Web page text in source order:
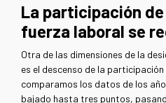
La participación
fuerza laboral se
Otra de las dimensiones de la
es el descenso de la
comparamos los datos de los
bajado hasta tres puntos,